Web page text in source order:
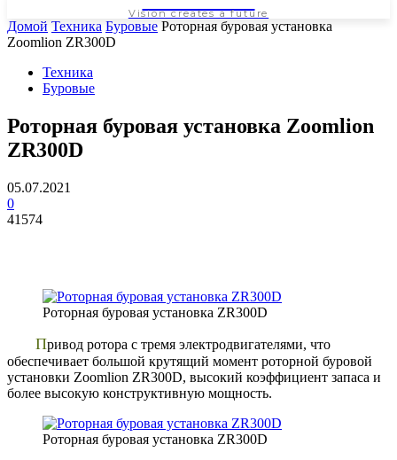
Vision creates a future
Домой Техника Буровые Роторная буровая установка
Zoomlion ZR300D
Техника
Буровые
Роторная буровая установка Zoomlion
ZR300D
05.07.2021
0
41574
Роторная буровая установка ZR300D
Привод ротора с тремя электродвигателями, что
обеспечивает большой крутящий момент роторной буровой
установки Zoomlion ZR300D, высокий коэффициент запаса и
более высокую конструктивную мощность.
Роторная буровая установка ZR300D